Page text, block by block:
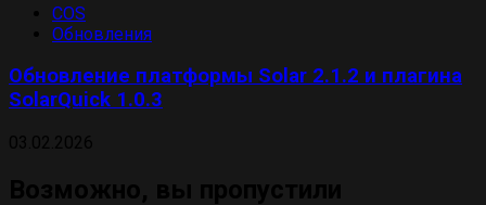
COS
Обновления
Обновление платформы Solar 2.1.2 и плагина
SolarQuick 1.0.3